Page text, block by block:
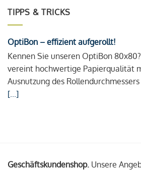
TIPPS & TRICKS
OptiBon – effizient aufgerollt!
Kennen Sie unseren OptiBon
vereint hochwertige Papierqualität
Ausnutzung des
[...]
Geschäftskundenshop. Unsere